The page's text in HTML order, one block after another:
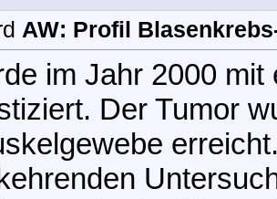
AW: Profil
im Jahr 2000
Der Tumor